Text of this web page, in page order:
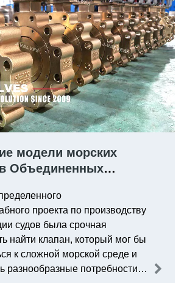
модели морских
Объединенных
клапан бабочки
проекта по производству
судов была срочная
найти клапан, который мог бы
к сложной морской среде и
разнообразные потребности